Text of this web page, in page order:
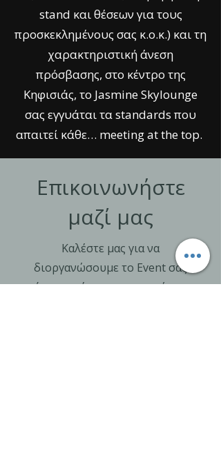
stand και θέσεων για τους
προσκεκλημένους σας κ.ο.κ.) και τη
χαρακτηριστική άνεση
πρόσβασης, στο κέντρο της
Κηφισιάς, το Jasmine Skylounge
σας εγγυάται τα standards που
απαιτεί κάθε… meeting at the top.
Επικοινωνήστε
μαζί μας
Καλέστε μας για να
διοργανώσουμε το Event σας
όπως το έχετε φανταστεί στο